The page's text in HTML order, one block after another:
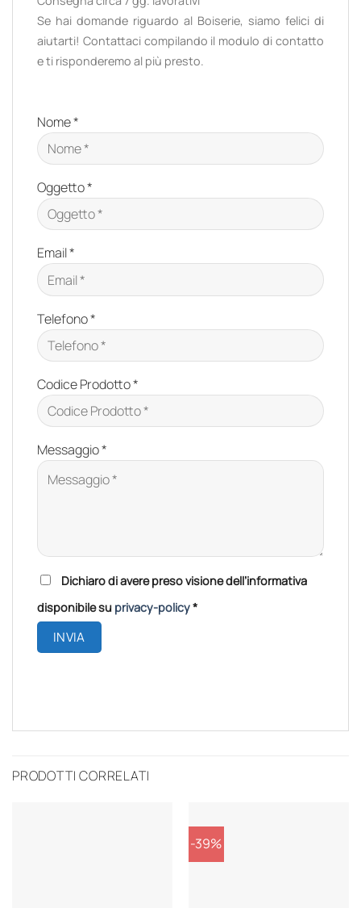
Se hai domande riguardo al Boiserie, siamo felici di
aiutarti! Contattaci compilando il modulo di contatto
e ti risponderemo al più presto.
Nome *
Oggetto *
Email *
Telefono *
Codice Prodotto *
Messaggio *
Please
this
field
empty.
Dichiaro di avere preso visione dell’informativa
disponibile su privacy-policy*
PRODOTTI CORRELATI
-39%